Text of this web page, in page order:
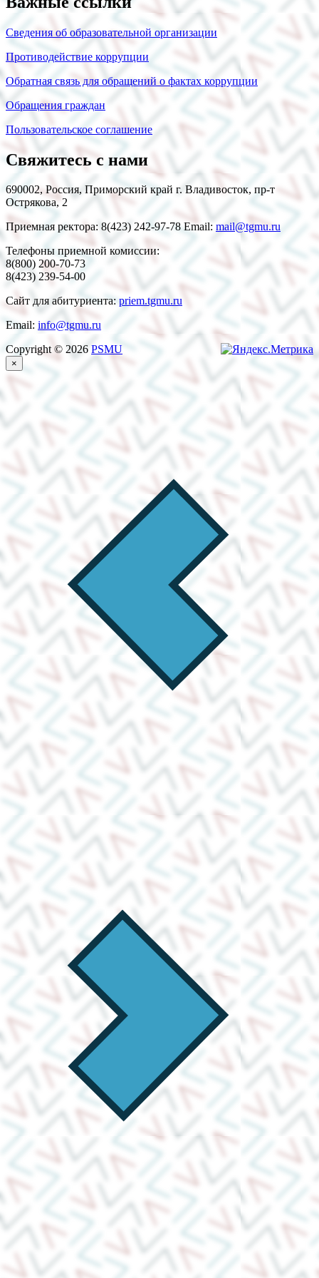
Сведения об образовательной организации
Противодействие коррупции
Обратная связь для обращений о фактах коррупции
Обращения граждан
Пользовательское соглашение
Свяжитесь с нами
690002, Россия, Приморский край г. Владивосток, пр-т
Острякова, 2
Приемная ректора: 8(423) 242-97-78 Email: mail@tgmu.ru
Телефоны приемной комиссии:
8(800) 200-70-73
8(423) 239-54-00
Сайт для абитуриента: priem.tgmu.ru
Email: info@tgmu.ru
Copyright © 2026 PSMU
×